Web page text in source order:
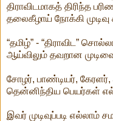
திராவிடமாகத் திரிந்த
தலைகீழாய் நோக்கி முடிவு
“தமிழ்” - “திராவிட”
ஆய்விலும் தவறான
சோழர், பாண்டியர்,
தென்னிந்திய பெயர்கள்
இவர் முடிவுப்படி எல்லாம்